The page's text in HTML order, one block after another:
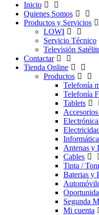
Inicio
Quienes Somos
Productos y Servicios
LOWI
Servicio Técnico
Televisión
Contactar
Tienda Online
Productos
Telefonía
Telefonía
Tablets
Informática
Antenas y
Cables
Tinta /
Baterias y
Segunda
Mi cuenta